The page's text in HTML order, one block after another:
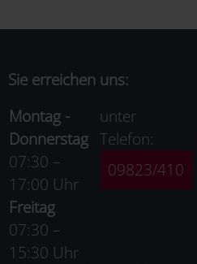
Sie erreichen uns:
Montag -
Donnerstag
07:30 –
17:00 Uhr
Freitag
07:30 –
15:30 Uhr
unter
Telefon:
09823/410